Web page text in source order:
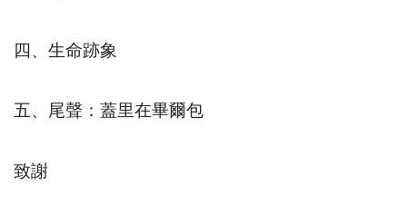
四、生命跡象
五、尾聲：蓋里在畢爾包
致謝